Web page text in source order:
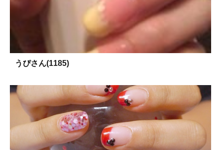
うぴさん(1185)